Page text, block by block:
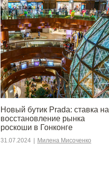
Новый бутик Prada: ставка на
восстановление рынка
роскоши в Гонконге
31.07.2024 Милена Мисоченко